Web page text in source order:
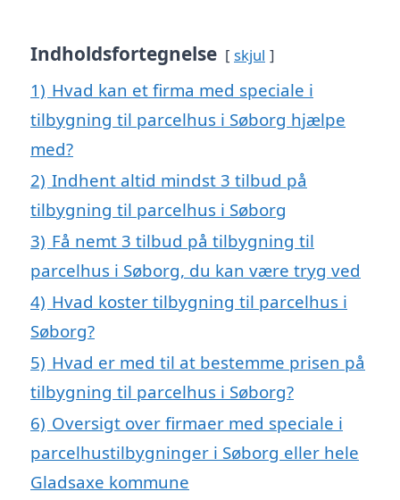
Indholdsfortegnelse skjul
1) Hvad kan et firma med speciale i
tilbygning til parcelhus i Søborg hjælpe
med?
2) Indhent altid mindst 3 tilbud på
tilbygning til parcelhus i Søborg
3) Få nemt 3 tilbud på tilbygning til
parcelhus i Søborg, du kan være tryg ved
4) Hvad koster tilbygning til parcelhus i
Søborg?
5) Hvad er med til at bestemme prisen på
tilbygning til parcelhus i Søborg?
6) Oversigt over firmaer med speciale i
parcelhustilbygninger i Søborg eller hele
Gladsaxe kommune